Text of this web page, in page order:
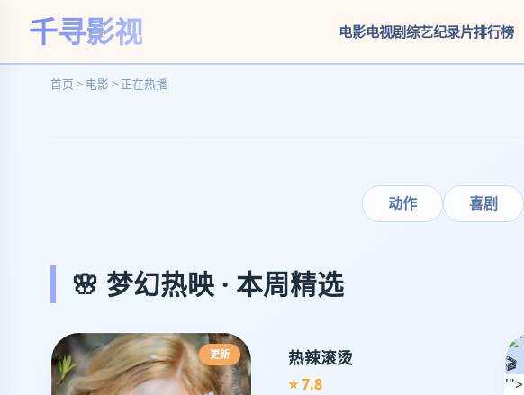
千寻影视 电影电视剧综艺纪录片排行榜
首页 > 电影 > 正在热播
天命
复仇
之战
动作 喜剧
🌸 梦幻热映 · 本周精选
更新 热辣滚烫
⭐ 7.8
🎬
'">